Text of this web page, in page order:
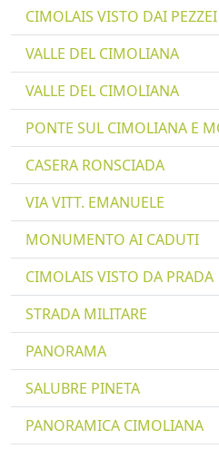
CIMOLAIS VISTO DAI PEZZEI
VALLE DEL CIMOLIANA
VALLE DEL CIMOLIANA
PONTE SUL CIMOLIANA E
CASERA RONSCIADA
VIA VITT. EMANUELE
MONUMENTO AI CADUTI
CIMOLAIS VISTO DA PRADA
STRADA MILITARE
PANORAMA
SALUBRE PINETA
PANORAMICA CIMOLIANA